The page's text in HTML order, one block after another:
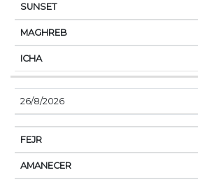
26/8/2026